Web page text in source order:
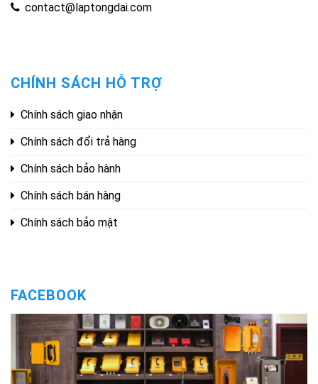
contact@laptongdai.com
CHÍNH SÁCH HỖ TRỢ
Chính sách giao nhận
Chính sách đổi trả hàng
Chính sách bảo hành
Chính sách bán hàng
Chính sách bảo mật
FACEBOOK